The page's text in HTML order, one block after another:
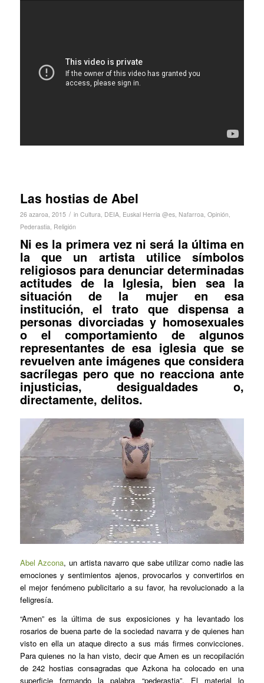
Las hostias de Abel
26 azaroa, 2015 / in Cultura, DEIA, Euskal Herria @es, Nafarroa, Opinión,
Pederastia, Religión
Ni es la primera vez ni será la última en
la que un artista utilice símbolos
religiosos para denunciar determinadas
actitudes de la Iglesia, bien sea la
situación de la mujer en esa
institución, el trato que dispensa a
personas divorciadas y homosexuales
o el comportamiento de algunos
representantes de esa iglesia que se
revuelven ante imágenes que considera
sacrílegas pero que no reacciona ante
injusticias, desigualdades o,
directamente, delitos.
Abel Azcona, un artista navarro que sabe utilizar como nadie las
emociones y sentimientos ajenos, provocarlos y convertirlos en
el mejor fenómeno publicitario a su favor, ha revolucionado a la
feligresía.
“Amen” es la última de sus exposiciones y ha levantado los
rosarios de buena parte de la sociedad navarra y de quienes han
visto en ella un ataque directo a sus más firmes convicciones.
Para quienes no la han visto, decir que Amen es un recopilación
de 242 hostias consagradas que Azkona ha colocado en una
superficie formando la palabra “pederastia”. El material lo